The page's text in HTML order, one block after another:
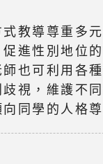
教導尊重多元
進性別地位
也可利用各
視，維護不
同學的人格尊